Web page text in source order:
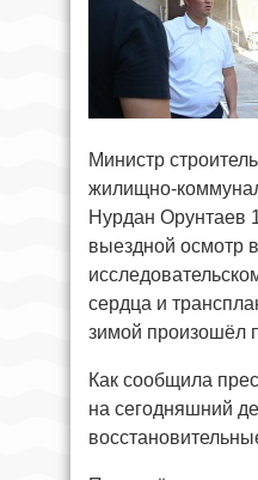
Министр
жилищно-
Нурдан Орунтаев
выездной осмотр
сердца и
зимой произошёл
Как сообщила
на сегодняшний